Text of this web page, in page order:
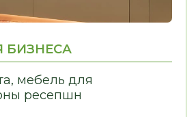
ВАС
ОБЕСПЕЧИВАЯ